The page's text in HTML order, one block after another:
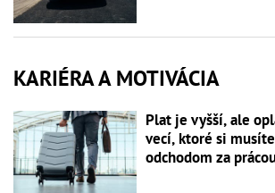
KARIÉRA A MOTIVÁCIA
Plat je vyšší, ale
vecí, ktoré si
odchodom za